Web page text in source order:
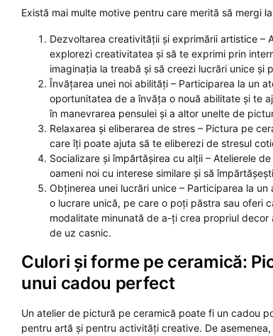
Există mai multe motive pentru care merită să mergi
Dezvoltarea creativității și exprimării artistice –
explorezi creativitatea și să te exprimi prin
imaginația la treabă și să creezi lucrări unice și
Învățarea unei noi abilități – Participarea la un
oportunitatea de a învăța o nouă abilitate și te
în manevrarea pensulei și a altor unelte de
Relaxarea și eliberarea de stres – Pictura pe
care îți poate ajuta să te eliberezi de stresul
Socializare și împărtășirea cu alții – Atelierele
oameni noi cu interese similare și să
Obținerea unei lucrări unice – Participarea la
o lucrare unică, pe care o poți păstra sau oferi
modalitate minunată de a-ți crea propriul
de uz casnic.
Culori și forme pe ceramică:
unui cadou perfect
Un atelier de pictură pe ceramică poate fi un cadou
pentru artă și pentru activități creative. De